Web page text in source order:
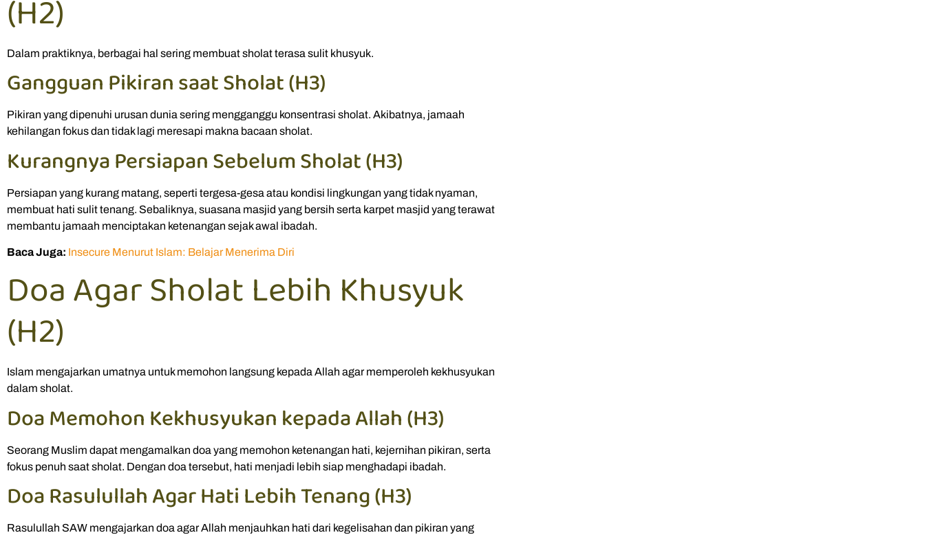
(H2)
Dalam praktiknya, berbagai hal sering membuat sholat terasa sulit khusyuk.
Gangguan Pikiran saat Sholat (H3)
Pikiran yang dipenuhi urusan dunia sering mengganggu konsentrasi sholat. Akibatnya, jamaah
kehilangan fokus dan tidak lagi meresapi makna bacaan sholat.
Kurangnya Persiapan Sebelum Sholat (H3)
Persiapan yang kurang matang, seperti tergesa-gesa atau kondisi lingkungan yang tidak nyaman,
membuat hati sulit tenang. Sebaliknya, suasana masjid yang bersih serta karpet masjid yang terawat
membantu jamaah menciptakan ketenangan sejak awal ibadah.
Baca Juga: Insecure Menurut Islam: Belajar Menerima Diri
Doa Agar Sholat Lebih Khusyuk
(H2)
Islam mengajarkan umatnya untuk memohon langsung kepada Allah agar memperoleh kekhusyukan
dalam sholat.
Doa Memohon Kekhusyukan kepada Allah (H3)
Seorang Muslim dapat mengamalkan doa yang memohon ketenangan hati, kejernihan pikiran, serta
fokus penuh saat sholat. Dengan doa tersebut, hati menjadi lebih siap menghadapi ibadah.
Doa Rasulullah Agar Hati Lebih Tenang (H3)
Rasulullah SAW mengajarkan doa agar Allah menjauhkan hati dari kegelisahan dan pikiran yang